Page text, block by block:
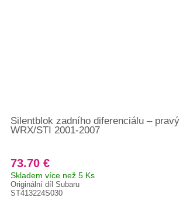
Silentblok zadního diferenciálu – pravý
WRX/STI 2001-2007
73.70 €
Skladem více než 5 Ks
Originální díl Subaru
ST413224S030